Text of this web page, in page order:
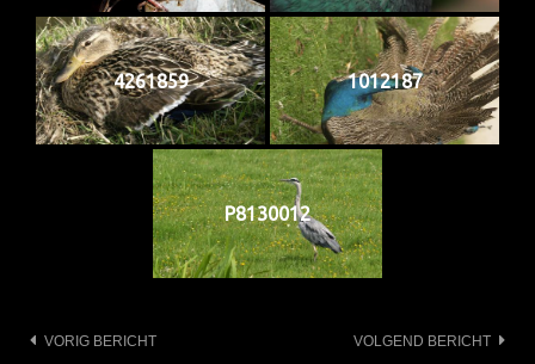
4261859 1012187
P8130012
Bericht
VORIG BERICHT VOLGEND BERICHT